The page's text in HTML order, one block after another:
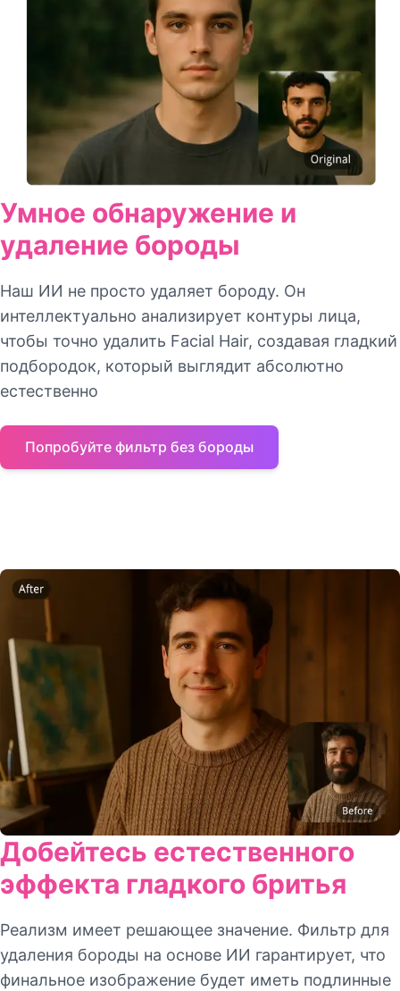
Умное обнаружение и
удаление бороды
Наш ИИ не просто удаляет бороду. Он
интеллектуально анализирует контуры лица,
чтобы точно удалить Facial Hair, создавая гладкий
подбородок, который выглядит абсолютно
естественно
Попробуйте фильтр без бороды
Добейтесь естественного
эффекта гладкого бритья
Реализм имеет решающее значение. Фильтр для
удаления бороды на основе ИИ гарантирует, что
финальное изображение будет иметь подлинные